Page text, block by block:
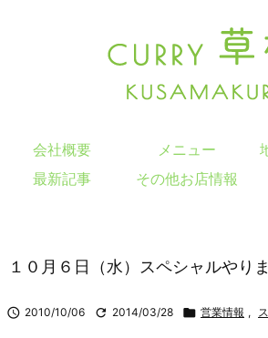
会社概要 メニュー
最新記事
その他お店情報
１０月６日（水）スペシャルやり
 2010/10/06  2014/03/28  営業情報 ,